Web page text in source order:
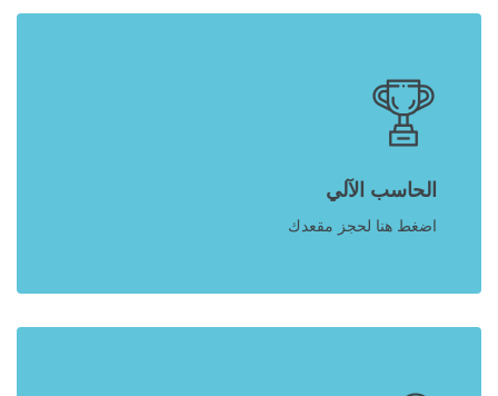
الحاسب الآلي
اضغط هنا لحجز مقعدك